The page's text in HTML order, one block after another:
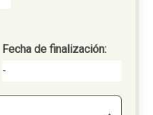
Fecha de finalización:
-